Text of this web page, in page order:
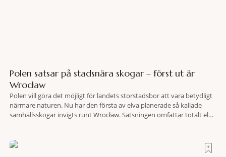
Polen satsar på stadsnära skogar – först ut är
Wrocław
Polen vill göra det möjligt för landets storstadsbor att vara betydligt
närmare naturen. Nu har den första av elva planerade så kallade
samhällsskogar invigts runt Wrocław. Satsningen omfattar totalt elva
fler människor ska kunna promenera, motionera